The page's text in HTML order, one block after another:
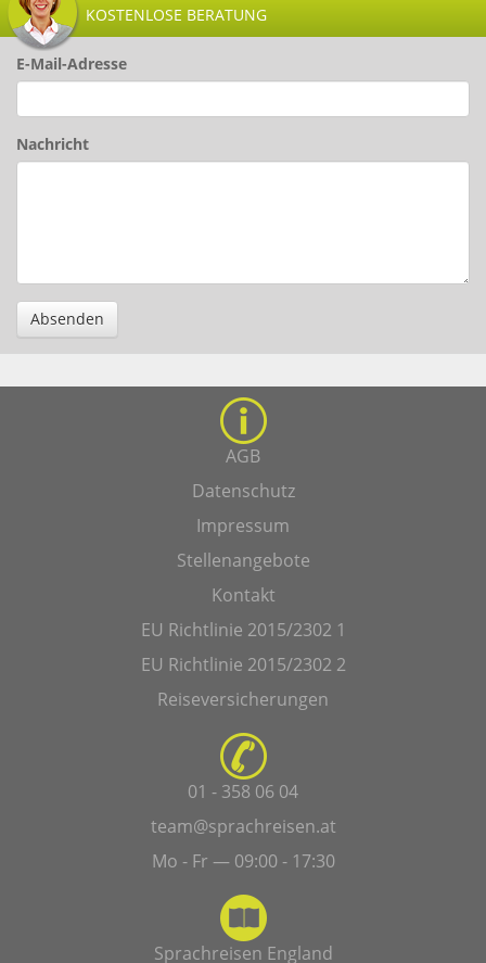
KOSTENLOSE BERATUNG
E-Mail-Adresse
Nachricht
Absenden
AGB
Datenschutz
Impressum
Stellenangebote
Kontakt
EU Richtlinie 2015/2302 1
EU Richtlinie 2015/2302 2
Reiseversicherungen
01 - 358 06 04
team@sprachreisen.at
Mo - Fr — 09:00 - 17:30
Sprachreisen England